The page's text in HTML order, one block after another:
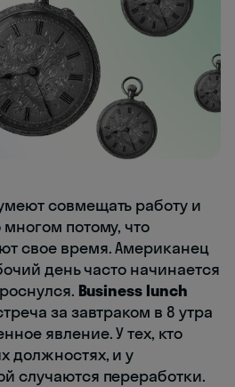
совмещать работу и
потому, что
свое время. Американец
день часто начинается
Business lunch
за завтраком в 8 утра
явление. У тех, кто
должностях, и у
случаются переработки.